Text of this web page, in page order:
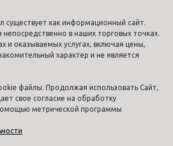
существует как информационный сайт.
в наших торговых точках.
и оказываемых услугах, включая цены,
характер и не является
файлы. Продолжая использовать Сайт,
свое согласие на обработку
метрической программы